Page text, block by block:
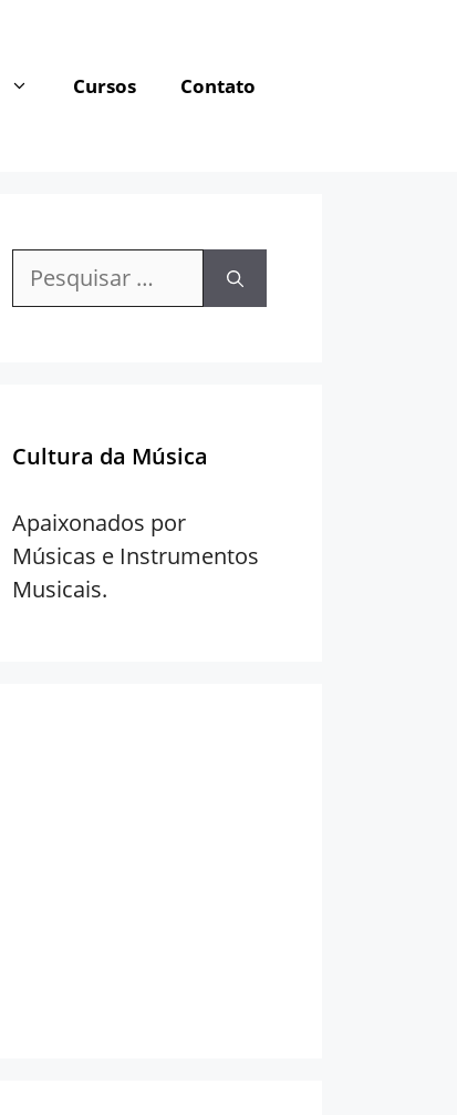
Cursos Contato
Pesquisar
Cultura da Música
Apaixonados por
Músicas e Instrumentos
Musicais.